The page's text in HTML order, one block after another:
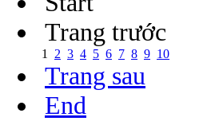
Trang trước
1 2 3 4 5 6 7 8 9 10
Trang sau
End